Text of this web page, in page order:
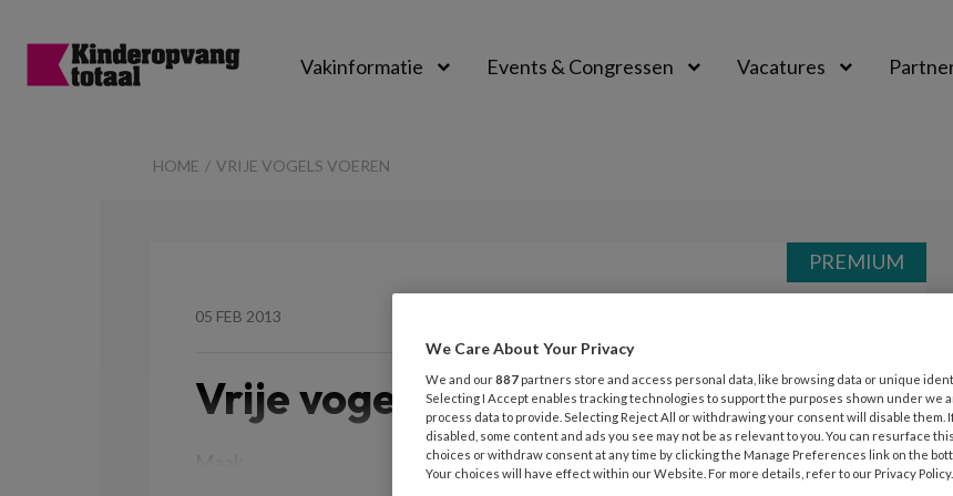
Vakinformatie Events & Congressen Vacatures
HOME VRIJE VOGELS VOEREN
05 FEB 2013
Vrije vogels voeren
PREMIUM
We Care About Your Privacy
We and our887 partners store and access personal data, like browsing data or unique
Selecting I Accept enables tracking technologies to support the purposes shown under we
process data to provide. Selecting Reject All or withdrawing your consent will disable them.
disabled, some content and ads you see may not be as relevant to you. You can resurface
choices or withdraw consent at any time by clicking the Manage Preferences link on the
Your choices will have effect within our Website. For more details, refer to our Privacy Policy.